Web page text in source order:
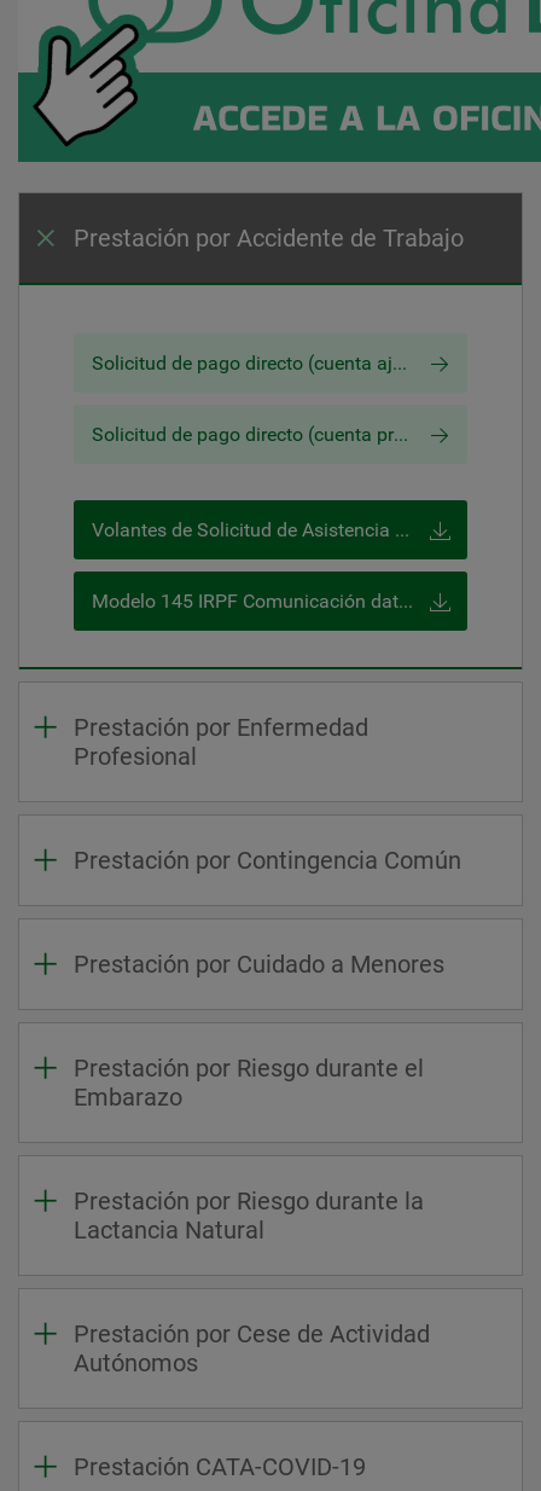
Prestación por Accidente de Trabajo
Solicitud de pago directo (cuenta ajena)
Solicitud de pago directo (cuenta propia)
Volantes de Solicitud de Asistencia para accidente de trabajo (VSA)
Modelo 145 IRPF Comunicación datos al pagador
Prestación por Enfermedad
Profesional
Prestación por Contingencia Común
Prestación por Cuidado a Menores
Prestación por Riesgo durante el
Embarazo
Prestación por Riesgo durante la
Lactancia Natural
Prestación por Cese de Actividad
Autónomos
Prestación CATA-COVID-19